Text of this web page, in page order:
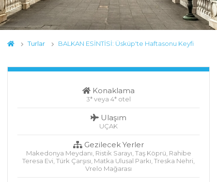
Turlar BALKAN ESİNTİSİ: Üsküp'te Haftasonu Keyfi
Konaklama
3* veya 4* otel
Ulaşım
UÇAK
Gezilecek Yerler
Makedonya Meydanı, Ristik Sarayı, Taş Köprü, Rahibe
Teresa Evi, Türk Çarşısı, Matka Ulusal Parkı, Treska Nehri,
Vrelo Mağarası